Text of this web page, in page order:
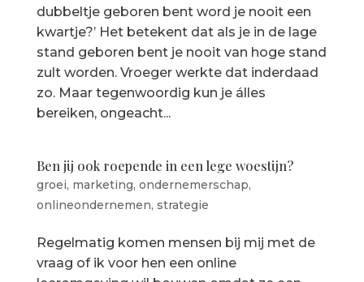
dubbeltje geboren bent word je nooit een
kwartje?’ Het betekent dat als je in de lage
stand geboren bent je nooit van hoge stand
zult worden. Vroeger werkte dat inderdaad
zo. Maar tegenwoordig kun je álles
bereiken, ongeacht...
Ben jij ook roepende in een lege woestijn?
groei, marketing, ondernemerschap,
onlineondernemen, strategie
Regelmatig komen mensen bij mij met de
vraag of ik voor hen een online